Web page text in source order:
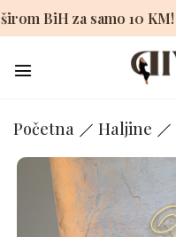
širom BiH za samo
Početna Haljine